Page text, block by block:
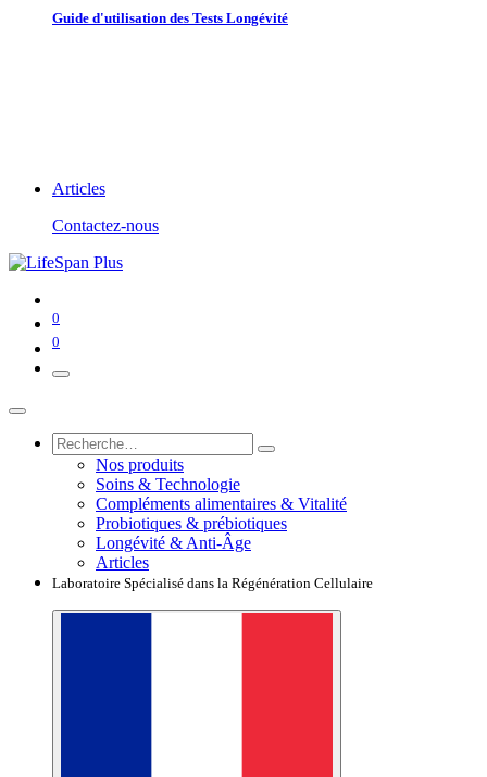
Guide d'utilisation des Tests Longévité
Articles
Contactez-nous
0
0
Nos produits
Soins & Technologie
Compléments alimentaires & Vitalité
Probiotiques & prébiotiques
Longévité & Anti-Âge
Articles
Laboratoire Spécialisé dans la Régénération Cellulaire